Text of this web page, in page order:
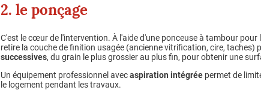
2. le ponçage
C'est le cœur de l'intervention. À l'aide d'une ponceuse à tambour
retire la couche de finition usagée (ancienne vitrification, cire, taches)
successives, du grain le plus grossier au plus fin, pour obtenir une
Un équipement professionnel avecaspiration intégrée permet de
le logement pendant les travaux.